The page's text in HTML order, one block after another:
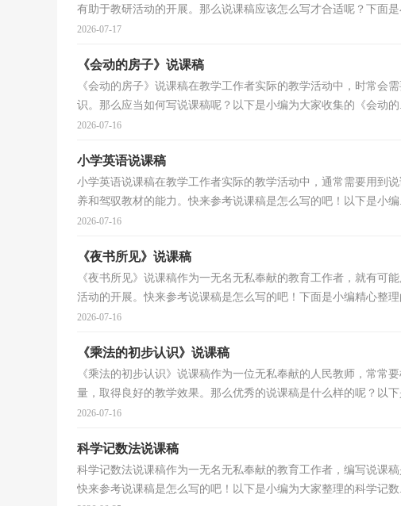
有助于教研活动的开展。那么说课稿应该怎么写才合适呢？下面是
2026-07-17
《会动的房子》说课稿
《会动的房子》说课稿在教学工作者实际的教学活动中，时常会
识。那么应当如何写说课稿呢？以下是小编为大家收集的《会动的
2026-07-16
小学英语说课稿
小学英语说课稿在教学工作者实际的教学活动中，通常需要用到
养和驾驭教材的能力。快来参考说课稿是怎么写的吧！以下是小编
2026-07-16
《夜书所见》说课稿
《夜书所见》说课稿作为一无名无私奉献的教育工作者，就有可
活动的开展。快来参考说课稿是怎么写的吧！下面是小编精心整理
2026-07-16
《乘法的初步认识》说课稿
《乘法的初步认识》说课稿作为一位无私奉献的人民教师，常常
量，取得良好的教学效果。那么优秀的说课稿是什么样的呢？以下
2026-07-16
科学记数法说课稿
科学记数法说课稿作为一无名无私奉献的教育工作者，编写说课
快来参考说课稿是怎么写的吧！以下是小编为大家整理的科学记数